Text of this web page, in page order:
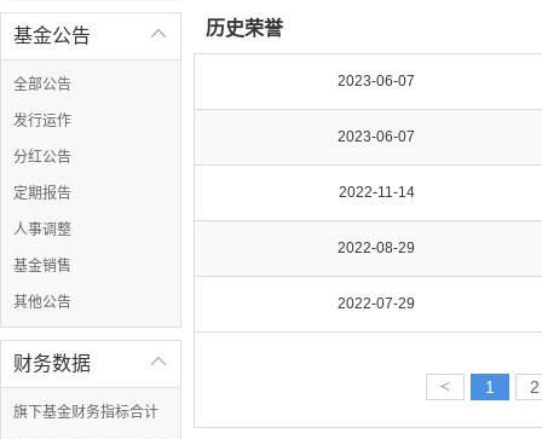

基金公告
全部公告
发行运作
分红公告
定期报告
人事调整
基金销售
其他公告

财务数据
旗下基金财务指标合计
历史荣誉
2023-06-07
2023-06-07
2022-11-14
2022-08-29
2022-07-29
< 1 2